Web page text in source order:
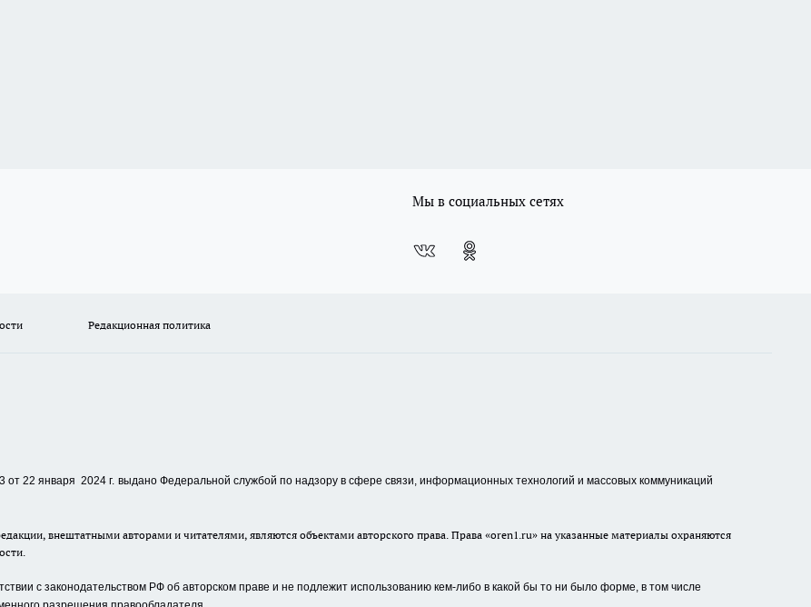
Мы в социальных сетях
Редакционная политика
от 22 января 2024 г. выдано Федеральной службой по надзору в сфере связи, информационных технологий и массовых коммуникаций
внештатными авторами и читателями, являются объектами авторского права. Права «oren1.ru» на указанные материалы охраняются
с законодательством РФ об авторском праве и не подлежит использованию кем-либо в какой бы то ни было форме, в том числе